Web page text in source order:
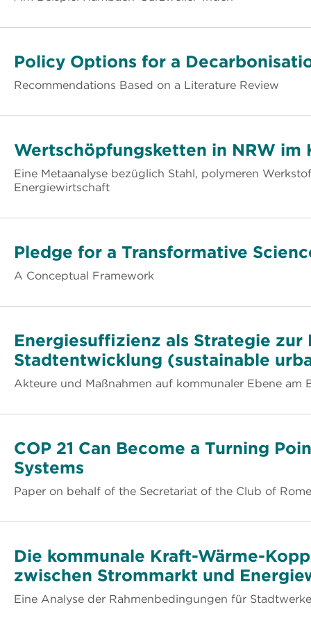
Policy Options for a
Recommendations Based on a Literature Review
Wertschöpfungsketten in NRW im
Eine Metaanalyse bezüglich Stahl, polymeren
Energiewirtschaft
Pledge for a Transformative
A Conceptual Framework
Energiesuffizienz als Strategie
Stadtentwicklung (sustainable
Akteure und Maßnahmen auf kommunaler Ebene am
COP 21 Can Become a Turning
Systems
Paper on behalf of the Secretariat of the Club of
Die kommunale Kraft-Wärme-
zwischen Strommarkt und
Eine Analyse der Rahmenbedingungen für